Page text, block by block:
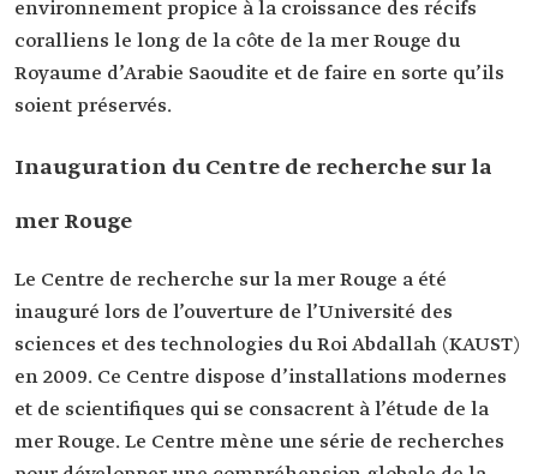
environnement propice à la croissance des récifs
coralliens le long de la côte de la mer Rouge du
Royaume d’Arabie Saoudite et de faire en sorte qu’ils
soient préservés.
Inauguration du Centre de recherche sur la
mer Rouge
Le Centre de recherche sur la mer Rouge a été
inauguré lors de l’ouverture de l’Université des
sciences et des technologies du Roi Abdallah (KAUST)
en 2009. Ce Centre dispose d’installations modernes
et de scientifiques qui se consacrent à l’étude de la
mer Rouge. Le Centre mène une série de recherches